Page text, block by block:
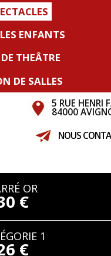
5 RUE HENRI
84000
NOUS
ENFANTS
THEÂTRE
DE SALLES
OR
€
1
€